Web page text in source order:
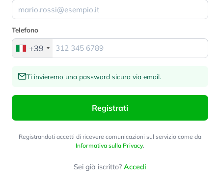
Telefono
+39
Ti invieremo una password sicura via email.
Registrati
Registrandoti accetti di ricevere comunicazioni sul servizio come da
Informativa sulla Privacy.
Sei già iscritto? Accedi